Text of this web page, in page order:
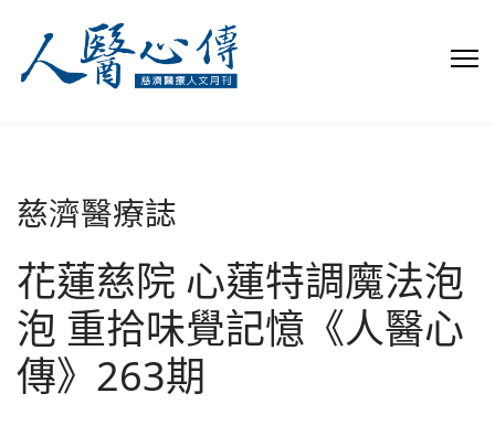
慈濟醫療誌
花蓮慈院 心蓮特調魔法泡
泡 重拾味覺記憶《人醫心
傳》263期